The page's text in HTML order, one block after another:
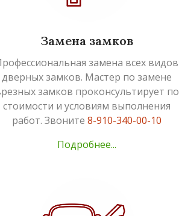
Замена замков
замена всех видов
дверных замков. Мастер по замене
замков проконсультирует по
стоимости и условиям выполнения
работ. Звоните 8-910-340-00-10
Подробнее...